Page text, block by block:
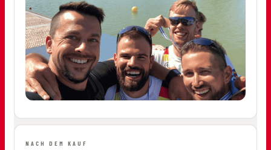
NACH DEM KAUF